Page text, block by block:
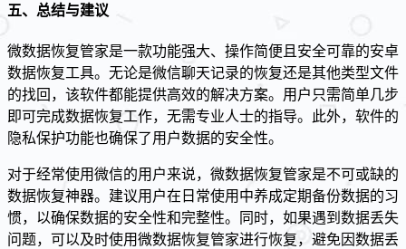
五、总结与建议
微数据恢复管家是一款功能强大、操作简便且安全可靠的安卓
数据恢复工具。无论是微信聊天记录的恢复还是其他类型文件
的找回，该软件都能提供高效的解决方案。用户只需简单几步
即可完成数据恢复工作，无需专业人士的指导。此外，软件的
隐私保护功能也确保了用户数据的安全性。
对于经常使用微信的用户来说，微数据恢复管家是不可或缺的
数据恢复神器。建议用户在日常使用中养成定期备份数据的习
惯，以确保数据的安全性和完整性。同时，如果遇到数据丢失
问题，可以及时使用微数据恢复管家进行恢复，避免因数据丢